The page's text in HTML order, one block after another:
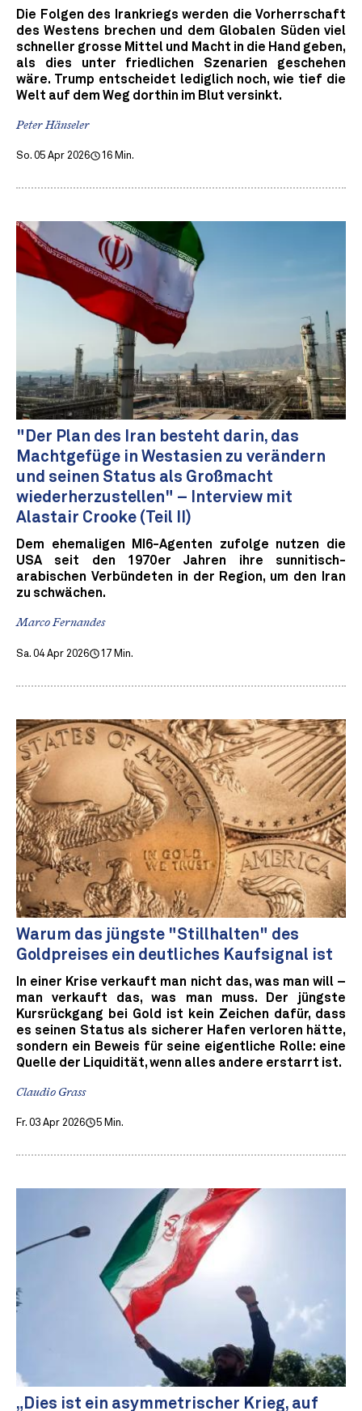
Die Folgen des Irankriegs werden die Vorherrschaft
des Westens brechen und dem Globalen Süden viel
schneller grosse Mittel und Macht in die Hand geben,
als dies unter friedlichen Szenarien geschehen
wäre. Trump entscheidet lediglich noch, wie tief die
Welt auf dem Weg dorthin im Blut versinkt.
Peter Hänseler
So. 05 Apr 2026 16 Min.
"Der Plan des Iran besteht darin, das
Machtgefüge in Westasien zu verändern
und seinen Status als Großmacht
wiederherzustellen" – Interview mit
Alastair Crooke (Teil II)
Dem ehemaligen MI6-Agenten zufolge nutzen die
USA seit den 1970er Jahren ihre sunnitisch-
arabischen Verbündeten in der Region, um den Iran
zu schwächen.
Marco Fernandes
Sa. 04 Apr 2026 17 Min.
Warum das jüngste "Stillhalten" des
Goldpreises ein deutliches Kaufsignal ist
In einer Krise verkauft man nicht das, was man will –
man verkauft das, was man muss. Der jüngste
Kursrückgang bei Gold ist kein Zeichen dafür, dass
es seinen Status als sicherer Hafen verloren hätte,
sondern ein Beweis für seine eigentliche Rolle: eine
Quelle der Liquidität, wenn alles andere erstarrt ist.
Claudio Grass
Fr. 03 Apr 2026 5 Min.
„Dies ist ein asymmetrischer Krieg, auf